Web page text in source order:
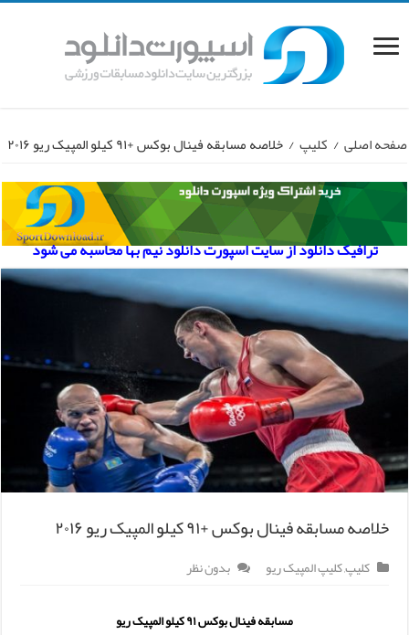
صفحه اصلی / کلیپ / خلاصه مسابقه فینال بوکس +۹۱ کیلو المپیک ریو ۲۰۱۶
ترافیک دانلود از سایت اسپورت دانلود نیم بها محاسبه می شود
خلاصه مسابقه فینال بوکس +۹۱ کیلو المپیک ریو ۲۰۱۶
کلیپ,کلیپ المپیک ریو بدون نظر
مسابقه فینال بوکس ۹۱ کیلو المپیک ریو